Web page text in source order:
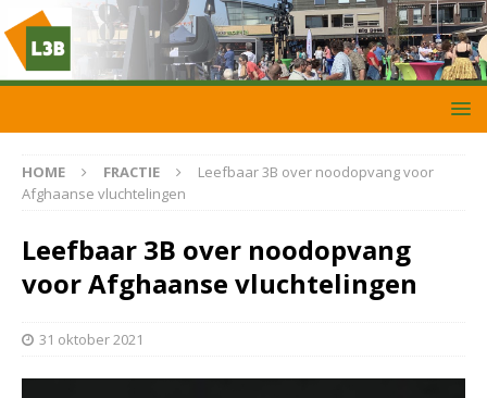
HOME FRACTIE
Leefbaar 3B over noodopvang voor
Afghaanse vluchtelingen
Leefbaar 3B over noodopvang
voor Afghaanse vluchtelingen
31 oktober 2021